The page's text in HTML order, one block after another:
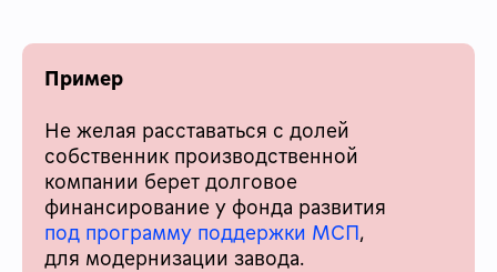
Пример
Не желая расставаться с долей
собственник производственной
компании берет долговое
финансирование у фонда развития
под программу поддержки МСП,
для модернизации завода.